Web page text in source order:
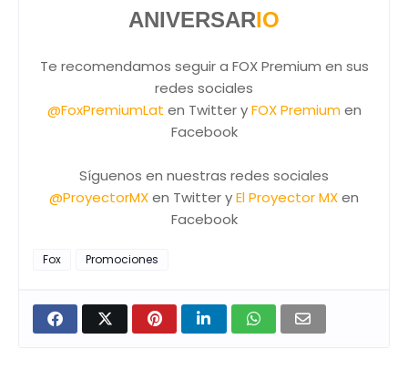
ANIVERSARIO
Te recomendamos seguir a FOX Premium en sus
redes sociales
@FoxPremiumLat en Twitter yFOX Premiumen
Facebook
Síguenos en nuestras redes sociales
@ProyectorMXen Twitter yEl Proyector MXen
Facebook
Fox Promociones